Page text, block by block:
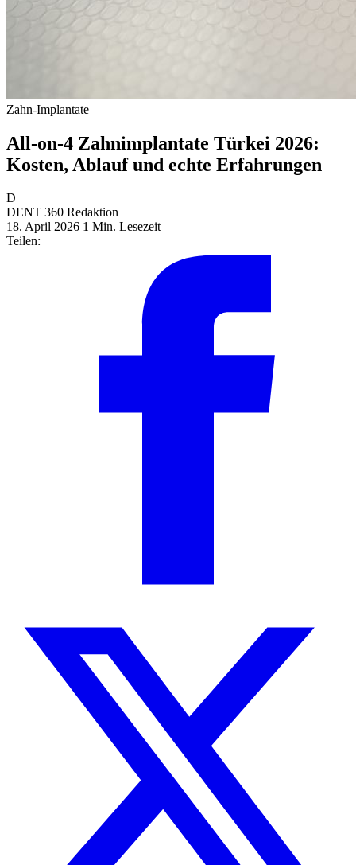
Zahn-Implantate
All-on-4 Zahnimplantate Türkei 2026:
Kosten, Ablauf und echte Erfahrungen
D
DENT 360 Redaktion
18. April 2026 1 Min. Lesezeit
Teilen: